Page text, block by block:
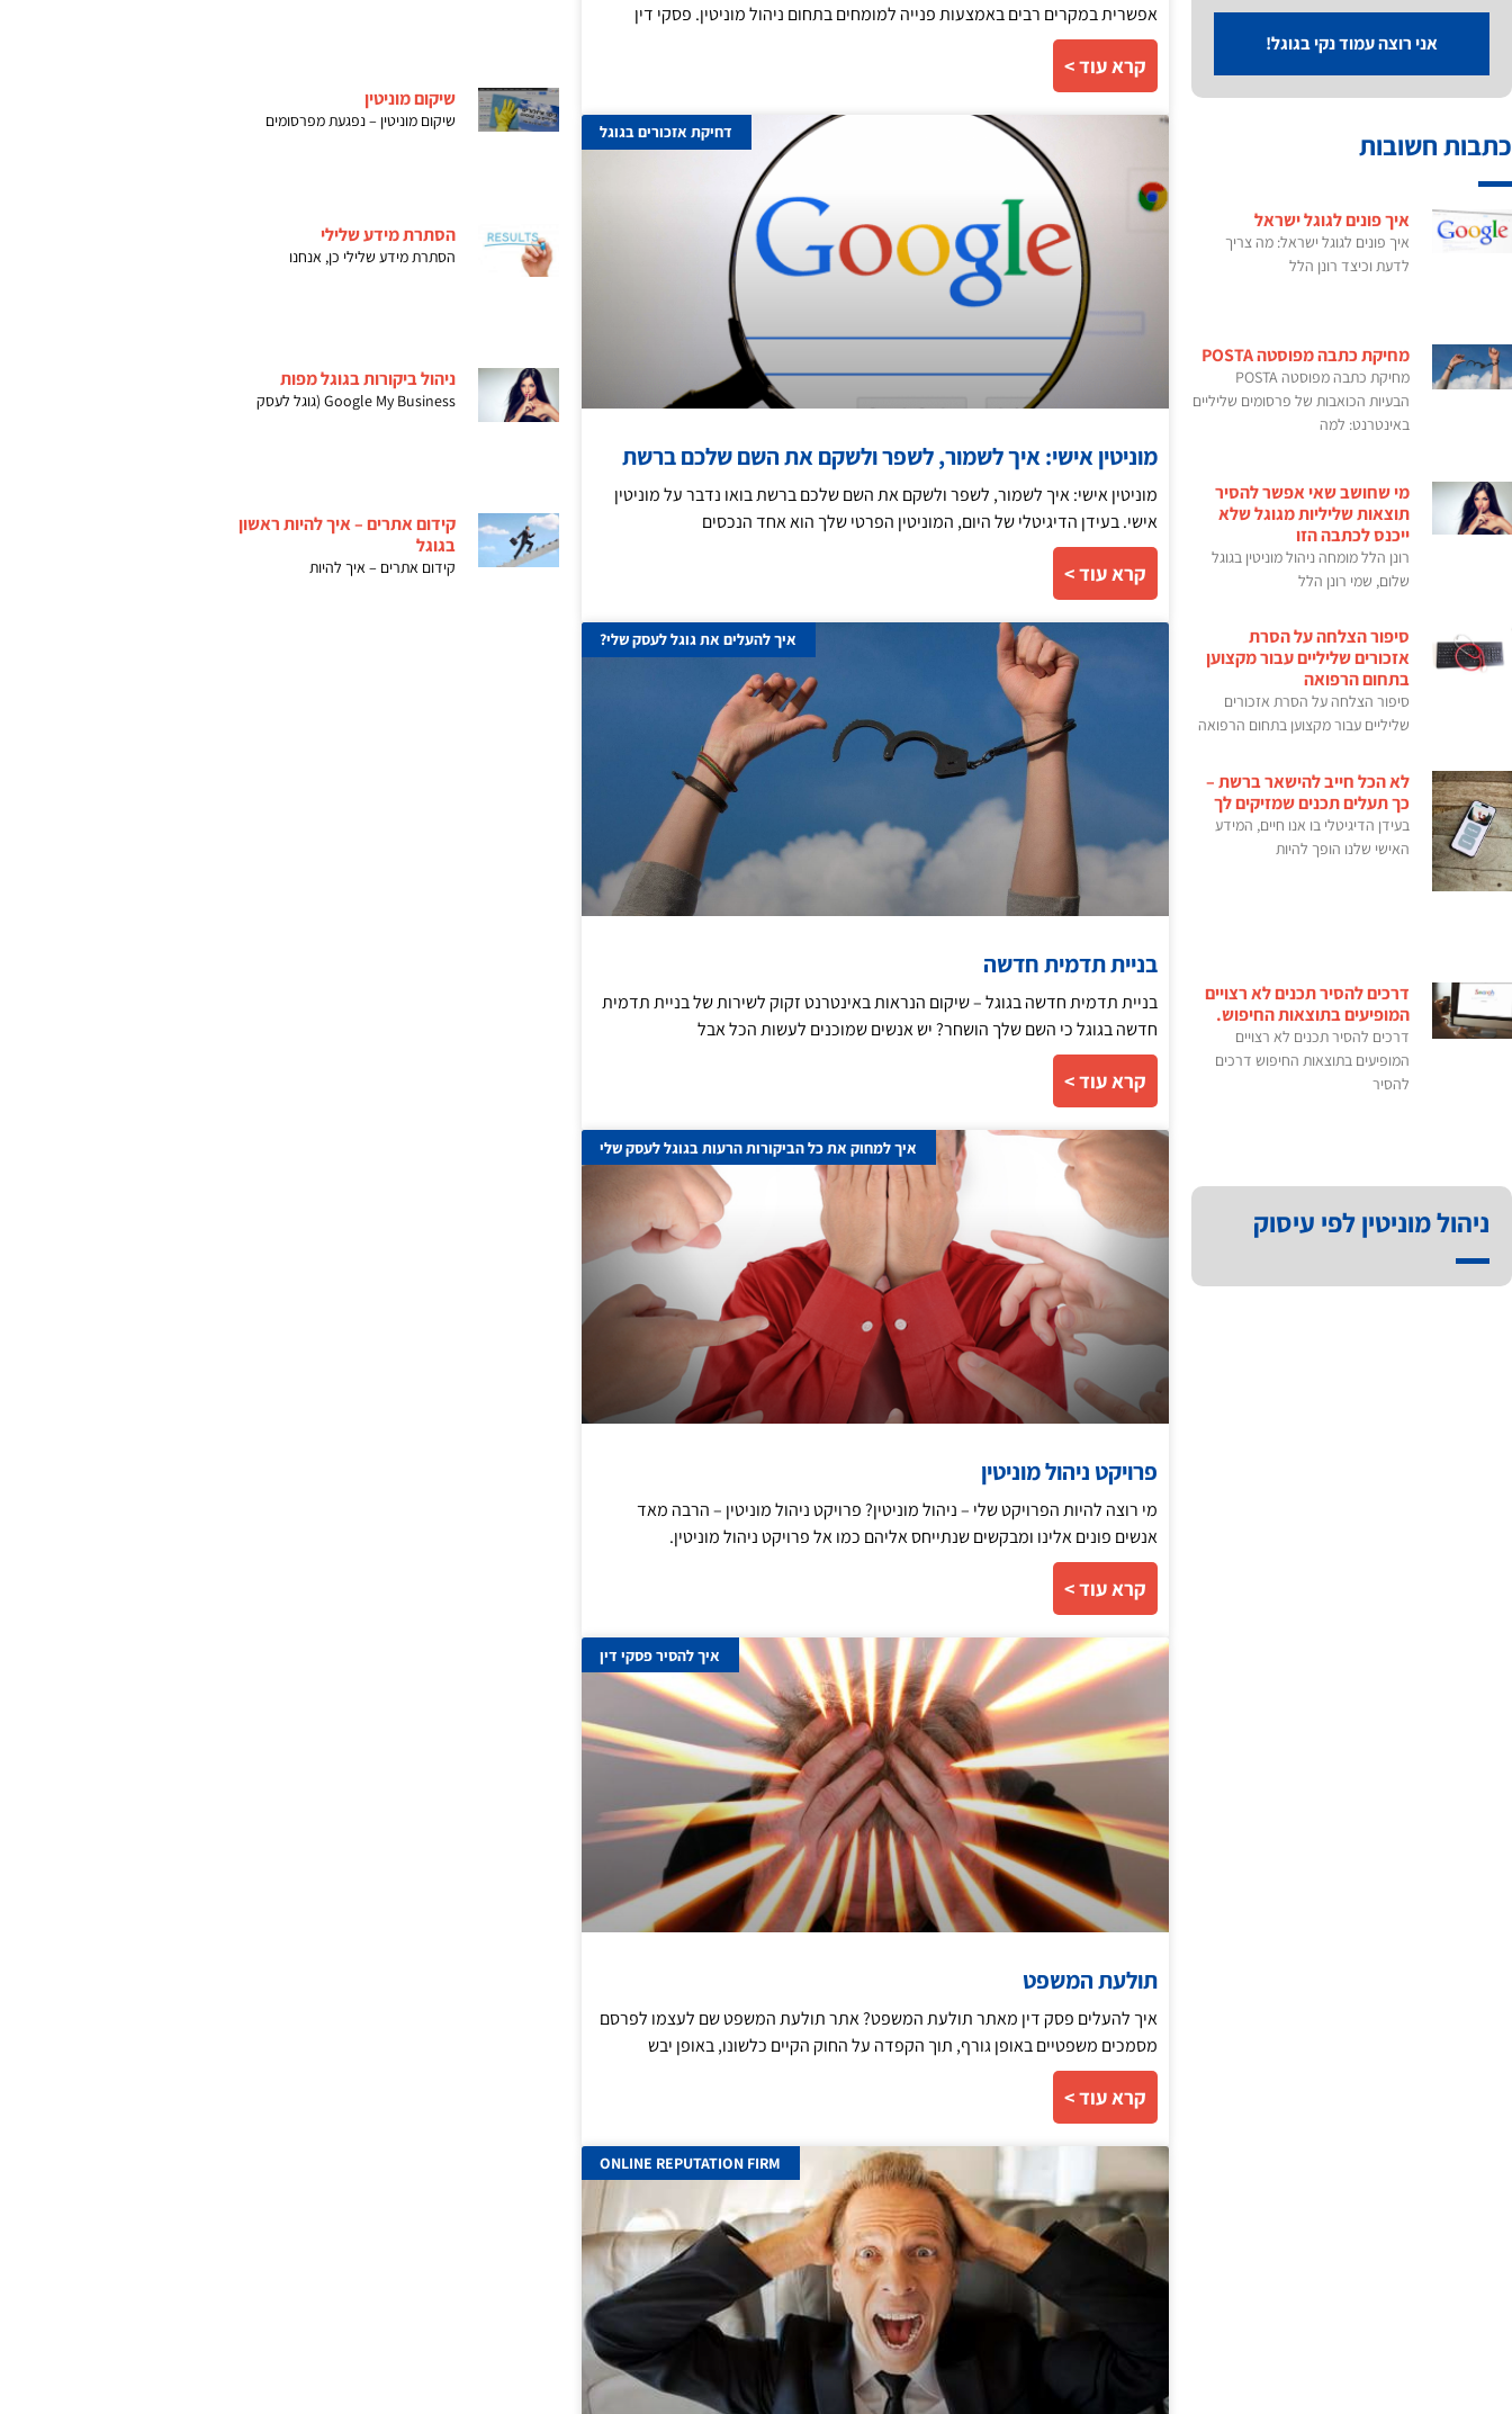
אני רוצה עמוד נקי בגוגל!
כתבות חשובות
איך פונים לגוגל ישראל
איך פונים לגוגל ישראל: מה צריך
לדעת וכיצד רונן הלל
מחיקת כתבה מפוסטה POSTA
מחיקת כתבה מפוסטה POSTA
הבעיות הכואבות של פרסומים שליליים
באינטרנט: למה
מי שחושב שאי אפשר להסיר
תוצאות שליליות מגוגל שלא
ייכנס לכתבה הזו
רונן הלל מומחה ניהול מוניטין בגוגל
שלום, שמי רונן הלל
סיפור הצלחה על הסרת
אזכורים שליליים עבור מקצוען
בתחום הרפואה
סיפור הצלחה על הסרת אזכורים
שליליים עבור מקצוען בתחום הרפואה
לא הכל חייב להישאר ברשת –
כך תעלים תכנים שמזיקים לך
בעידן הדיגיטלי בו אנו חיים, המידע
האישי שלנו הופך להיות
דרכים להסיר תכנים לא רצויים
המופיעים בתוצאות החיפוש.
דרכים להסיר תכנים לא רצויים
המופיעים בתוצאות החיפוש דרכים
להסיר
ניהול מוניטין לפי עיסוק
אפשרית במקרים רבים באמצעות פנייה למומחים בתחום ניהול מוניטין. פסקי דין
קרא עוד >
דחיקת אזכורים בגוגל
מוניטין אישי: איך לשמור, לשפר ולשקם את השם שלכם ברשת
מוניטין אישי: איך לשמור, לשפר ולשקם את השם שלכם ברשת בואו נדבר על מוניטין
אישי. בעידן הדיגיטלי של היום, המוניטין הפרטי שלך הוא אחד הנכסים
קרא עוד >
איך להעלים את גוגל לעסק שלי?
בניית תדמית חדשה
בניית תדמית חדשה בגוגל – שיקום הנראות באינטרנט זקוק לשירות של בניית תדמית
חדשה בגוגל כי השם שלך הושחר? יש אנשים שמוכנים לעשות הכל אבל
קרא עוד >
איך למחוק את כל הביקורות הרעות בגוגל לעסק שלי
פרויקט ניהול מוניטין
מי רוצה להיות הפרויקט שלי – ניהול מוניטין? פרויקט ניהול מוניטין – הרבה מאד
אנשים פונים אלינו ומבקשים שנתייחס אליהם כמו אל פרויקט ניהול מוניטין.
קרא עוד >
איך להסיר פסקי דין
תולעת המשפט
איך להעלים פסק דין מאתר תולעת המשפט? אתר תולעת המשפט שם לעצמו לפרסם
מסמכים משפטיים באופן גורף, תוך הקפדה על החוק הקיים כלשונו, באופן יבש
קרא עוד >
ONLINE REPUTATION FIRM
שיקום מוניטין
שיקום מוניטין – נפגעת מפרסומים
הסתרת מידע שלילי
הסתרת מידע שלילי כן, אנחנו
ניהול ביקורות בגוגל מפות
Google My Business (גוגל לעסק
קידום אתרים – איך להיות ראשון
בגוגל
קידום אתרים – איך להיות